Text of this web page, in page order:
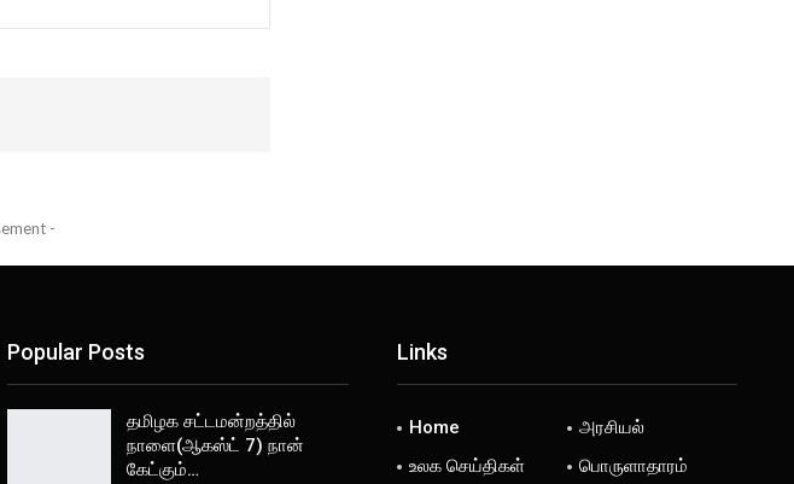
Popular Posts
தமிழக சட்டமன்றத்தில்
நாளை(ஆகஸ்ட் 7) நான்
கேட்கும்…
Links
Home
அரசியல்
உலக செய்திகள்
பொருளாதாரம்